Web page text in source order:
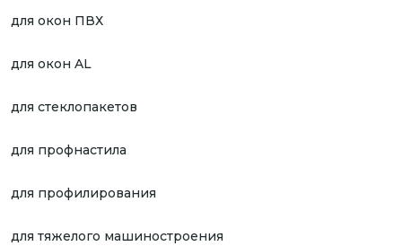
для окон ПВХ
для окон AL
для стеклопакетов
для профнастила
для профилирования
для тяжелого машиностроения